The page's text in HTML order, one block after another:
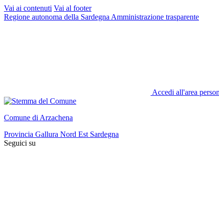
Vai ai contenuti Vai al footer
Regione autonoma della Sardegna Amministrazione trasparente
Accedi all'area
Comune di Arzachena
Provincia Gallura Nord Est Sardegna
Seguici su